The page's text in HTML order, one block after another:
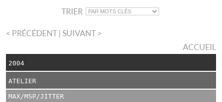
TRIER
< PRÉCÉDENT | SUIVANT >
ACCUEIL
2004
ATELIER
MAX/MSP/JITTER